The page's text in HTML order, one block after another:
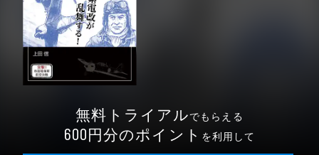
無料トライアルでもらえる
600円分のポイント を利用して